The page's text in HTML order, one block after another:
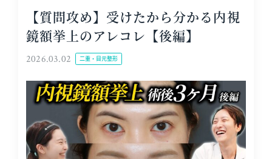
【質問攻め】受けたから分かる内視
鏡額挙上のアレコレ【後編】
2026.03.02 二重・目元整形